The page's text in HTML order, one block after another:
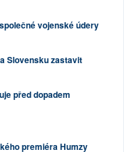
vojenské údery
Slovensku zastavit
před dopadem
premiéra Humzy